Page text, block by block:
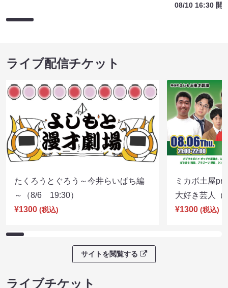
08/10 16:30 開
ライブ配信チケット
たくろうとぐろう～今井らいぱち編
～（8/6 19:30）
¥1300 (税込)
ミカボ土屋
大好き芸人
¥1300 (税込)
サイトを閲覧する
ライブチケット